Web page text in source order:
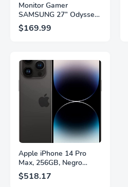
Monitor Gamer
SAMSUNG 27” Odyssey
G5 G53F con Resolución
QHD, HDR10,
Panel IPS, AMD
FreeSync™ Premium,
Ecualizador Negro,
Cambio Automático de
Fuente,
LS27FG532ENXZA
$169.99
Apple iPhone 14 Pro
Max, 256GB, Negro
Espacial - Desbloqueado
(Renovado)
$518.17